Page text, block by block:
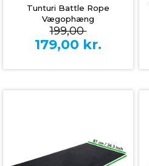
Tunturi Battle Rope
Vægophæng
199,00
179,00 kr.